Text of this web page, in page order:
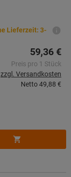
Lieferzeit: 3-
59,36 €
Preis pro 1 Stück
zzgl. Versandkosten
Netto49,88 €